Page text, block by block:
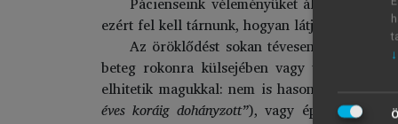
ezért fel kell tárnunk, hogyan látja betegünk
Az öröklődést sokan tévesen
beteg rokonra külsejében vagy
elhitetik magukkal: nem is hasonlítanak az
éves koráig dohányzott”), vagy éppen
↓